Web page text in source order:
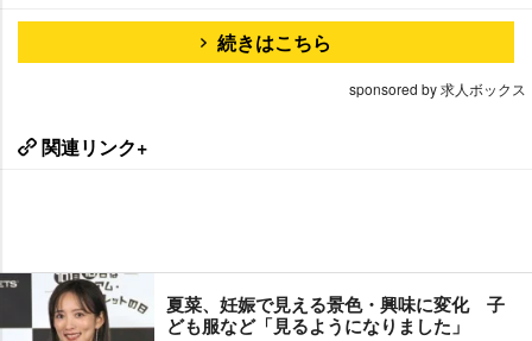
続きはこちら
sponsored by 求人ボックス
関連リンク+
夏菜、妊娠で見える景色・興味に変化 子
ども服など「見るようになりました」